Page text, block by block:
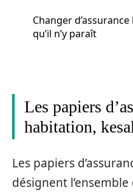
Changer
qu’il n’y paraît
Les papiers
habitation,
Les papiers
désignent